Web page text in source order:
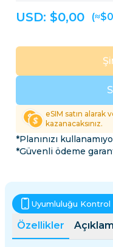
USD: $0,00
eSIM satın alarak
kazanacaksınız.
*Planınızı
*Güvenli ödeme
Özellikler
Uyumluluğu Kontrol